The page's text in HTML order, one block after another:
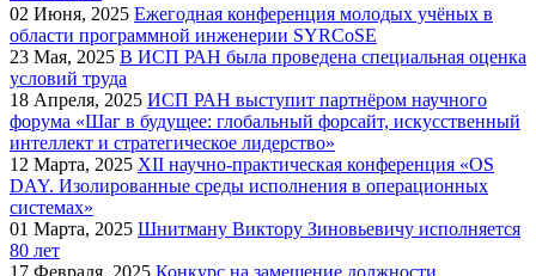
02 Июня, 2025 Ежегодная конференция молодых учёных в
области программной инженерии SYRCoSE
23 Мая, 2025 В ИСП РАН была проведена специальная оценка
условий труда
18 Апреля, 2025 ИСП РАН выступит партнёром научного
форума «Шаг в будущее: глобальный форсайт, искусственный
интеллект и стратегическое лидерство»
12 Марта, 2025 XII научно-практическая конференция «OS
DAY. Изолированные среды исполнения в операционных
системах»
01 Марта, 2025 Шнитману Виктору Зиновьевичу исполняется
80 лет